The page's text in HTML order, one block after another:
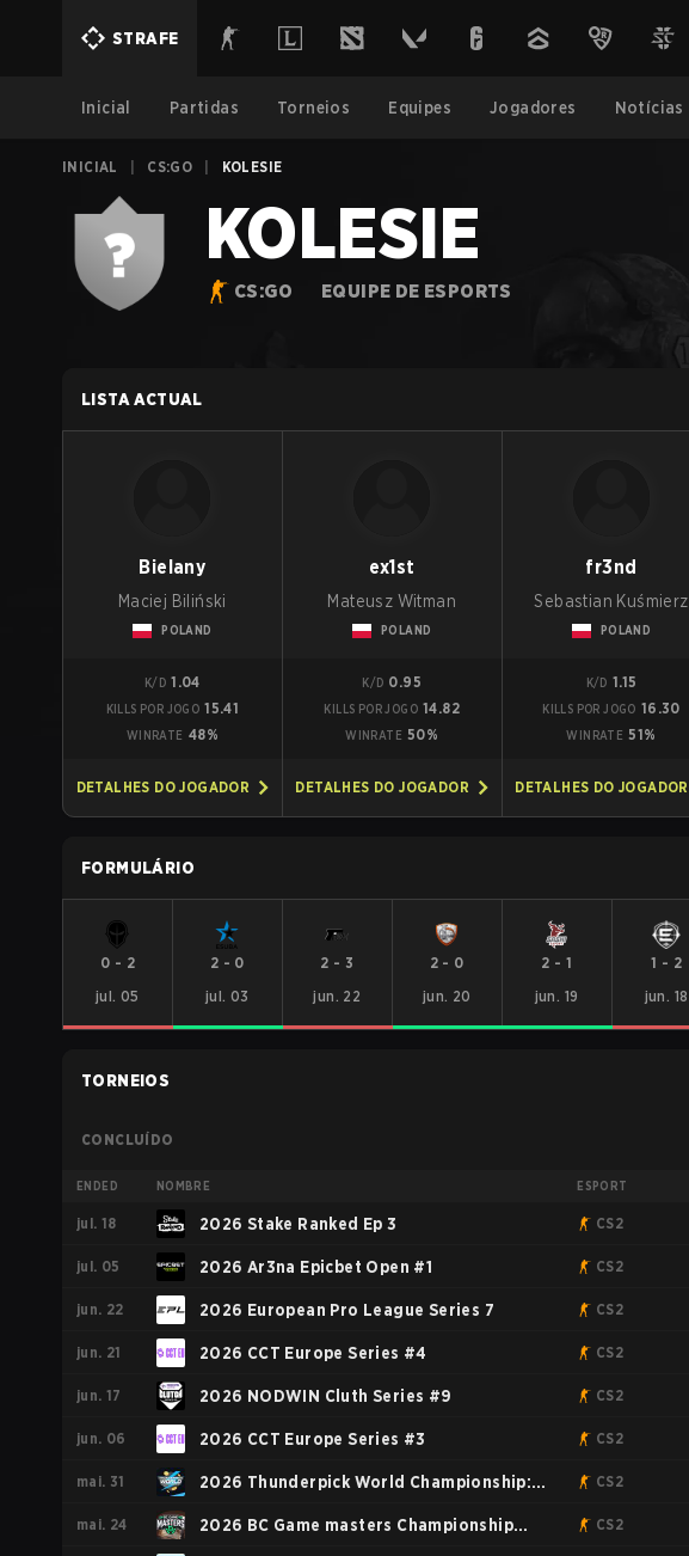
STRAFE
Inicial Partidas Torneios Equipes Jogadores Notícias
INICIAL CS:GO KOLESIE
KOLESIE
CS:GO EQUIPE DE ESPORTS
LISTA ACTUAL
Bielany
Maciej Biliński
POLAND
K/D 1.04
KILLS POR JOGO 15.41
WINRATE 48%
DETALHES DO JOGADOR
ex1st
Mateusz Witman
POLAND
K/D 0.95
KILLS POR JOGO 14.82
WINRATE 50%
DETALHES DO JOGADOR
fr3nd
Sebastian Kuśmierz
POLAND
K/D 1.15
KILLS POR JOGO 16.30
WINRATE 51%
DETALHES DO JOGADOR
FORMULÁRIO
0 - 2
jul. 05
2 - 0
jul. 03
2 - 3
jun. 22
2 - 0
jun. 20
2 - 1
jun. 19
1 - 2
jun. 18
TORNEIOS
CONCLUÍDO
ENDED NOMBRE ESPORT
jul. 18 2026 Stake Ranked Ep 3 CS2
jul. 05 2026 Ar3na Epicbet Open #1 CS2
jun. 22 2026 European Pro League Series 7 CS2
jun. 21 2026 CCT Europe Series #4 CS2
jun. 17 2026 NODWIN Cluth Series #9 CS2
jun. 06 2026 CCT Europe Series #3 CS2
mai. 31 2026 Thunderpick World Championship:
European Series #1
CS2
mai. 24 2026 BC Game masters Championship CS2